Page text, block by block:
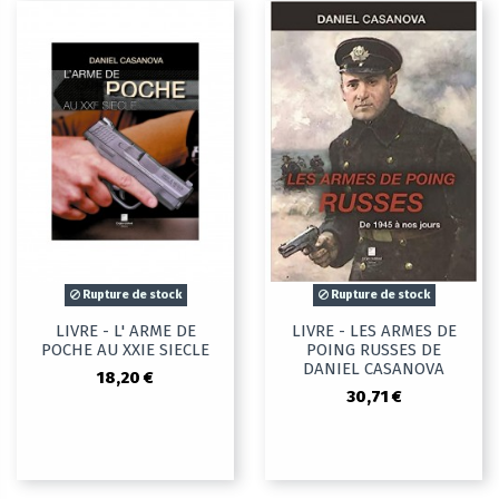
Rupture de stock
LIVRE - L' ARME DE
POCHE AU XXIE SIECLE
18,20 €
Rupture de stock
LIVRE - LES ARMES DE
POING RUSSES DE
DANIEL CASANOVA
30,71 €